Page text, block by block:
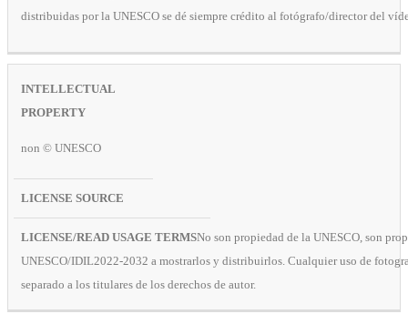
distribuidas por la UNESCO se dé siempre crédito al fotógrafo/director del
non © UNESCO
No son propiedad de la UNESCO, son
UNESCO/IDIL2022-2032 a mostrarlos y distribuirlos. Cualquier uso de
separado a los titulares de los derechos de autor.